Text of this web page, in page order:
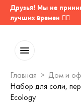
Друзья! Мы не
лучших времен 🤷‍♂️
Главная Дом и
Набор для соли,
Ecology